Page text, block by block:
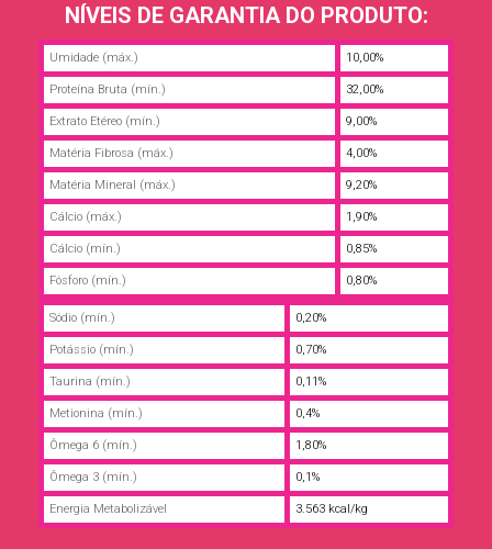
NÍVEIS DE GARANTIA DO PRODUTO:
Umidade (máx.) 10,00%
Proteína Bruta (mín.) 32,00%
Extrato Etéreo (mín.) 9,00%
Matéria Fibrosa (máx.) 4,00%
Matéria Mineral (máx.) 9,20%
Cálcio (máx.) 1,90%
Cálcio (mín.) 0,85%
Fósforo (mín.) 0,80%
Sódio (mín.) 0,20%
Potássio (mín.) 0,70%
Taurina (mín.) 0,11%
Metionina (mín.) 0,4%
Ômega 6 (mín.) 1,80%
Ômega 3 (mín.) 0,1%
Energia Metabolizável 3.563 kcal/kg